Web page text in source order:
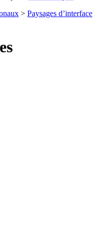
> Paysages d’interface